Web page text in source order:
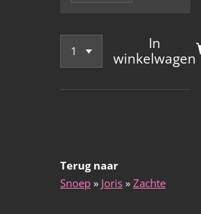
In
winkelwagen
Terug naar
Snoep » Joris » Zachte